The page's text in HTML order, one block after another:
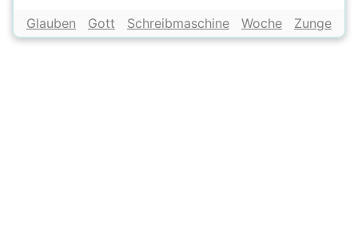
Glauben Gott Schreibmaschine Woche Zunge